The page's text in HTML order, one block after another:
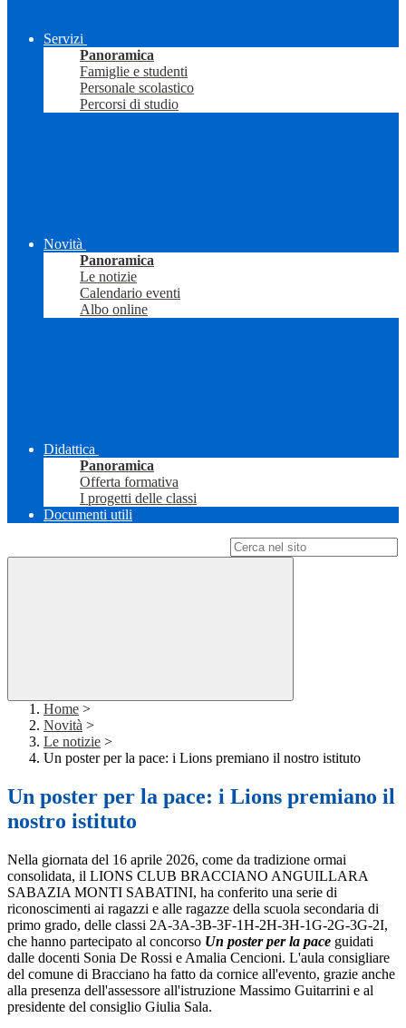
Servizi
Panoramica
Famiglie e studenti
Personale scolastico
Percorsi di studio
Novità
Panoramica
Le notizie
Calendario eventi
Albo online
Didattica
Panoramica
Offerta formativa
I progetti delle classi
Documenti utili
Home >
Novità >
Le notizie >
Un poster per la pace: i Lions premiano il nostro istituto
Un poster per la pace: i Lions premiano il
nostro istituto
Nella giornata del 16 aprile 2026, come da tradizione ormai
consolidata, il LIONS CLUB BRACCIANO ANGUILLARA
SABAZIA MONTI SABATINI, ha conferito una serie di
riconoscimenti ai ragazzi e alle ragazze della scuola secondaria di
primo grado, delle classi 2A-3A-3B-3F-1H-2H-3H-1G-2G-3G-2I,
che hanno partecipato al concorso Un poster per la pace guidati
dalle docenti Sonia De Rossi e Amalia Cencioni. L'aula consigliare
del comune di Bracciano ha fatto da cornice all'evento, grazie anche
alla presenza dell'assessore all'istruzione Massimo Guitarrini e al
presidente del consiglio Giulia Sala.